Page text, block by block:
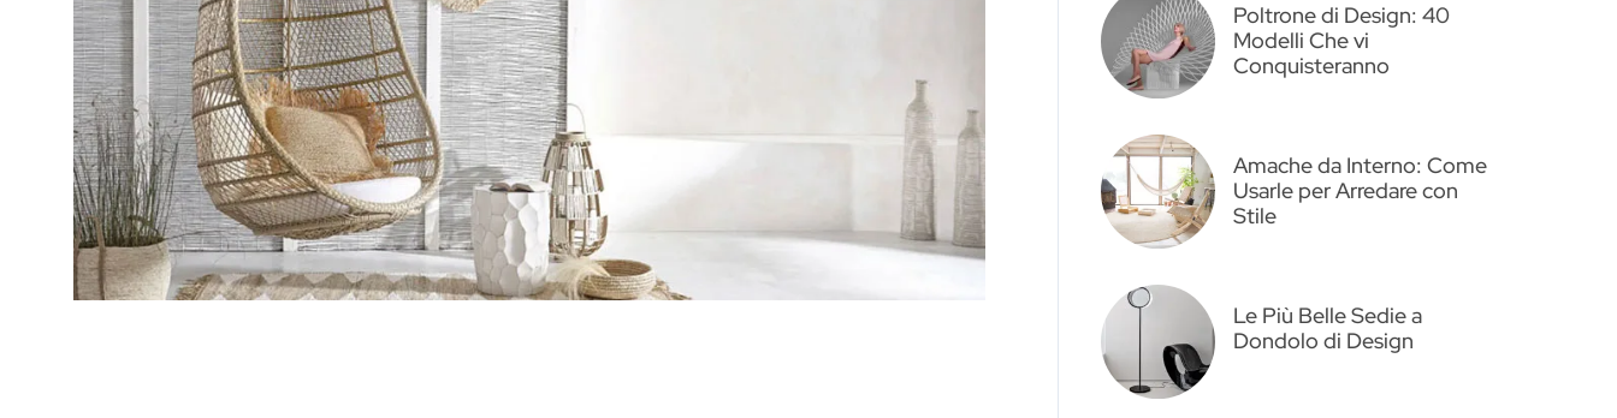
Poltrone di Design: 40
Modelli Che vi
Conquisteranno
Amache da Interno: Come
Usarle per Arredare con
Stile
Le Più Belle Sedie a
Dondolo di Design